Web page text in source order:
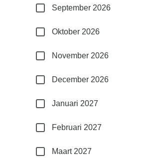
September 2026
Oktober 2026
November 2026
December 2026
Januari 2027
Februari 2027
Maart 2027